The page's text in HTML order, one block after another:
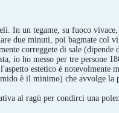
In un tegame, su fuoco
due minuti, poi bagmate col
correggete di sale
io ho messo per tre persone
estetico è notevolmente
è il minimo) che avvolge la
al ragù per condirci una